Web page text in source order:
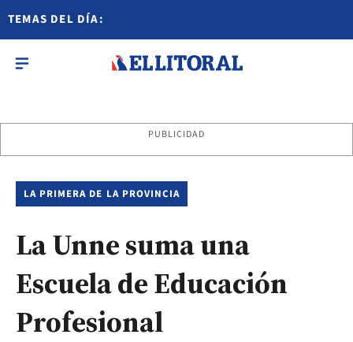
TEMAS DEL DÍA:
PUBLICIDAD
LA PRIMERA DE LA PROVINCIA
La Unne suma una
Escuela de Educación
Profesional